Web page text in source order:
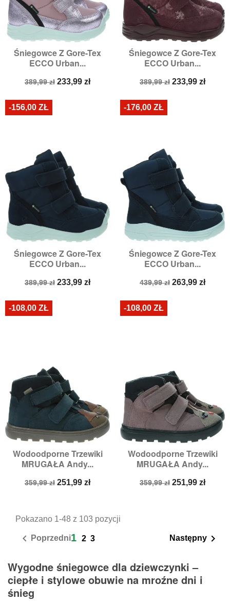
Śniegowce Z Gore-Tex
ECCO Urban...
Cena
389,99 zł Cena
233,99 zł
Śniegowce Z Gore-Tex
ECCO Urban...
Cena
389,99 zł Cena
233,99 zł
Śniegowce Z Gore-Tex
ECCO Urban...
Cena
389,99 zł Cena
233,99 zł
-156,00 ZŁ
Śniegowce Z Gore-Tex
ECCO Urban...
Cena
439,99 zł Cena
263,99 zł
-176,00 ZŁ
Wodoodporne Trzewiki
MRUGAŁA Andy...
Cena
359,99 zł Cena
251,99 zł
-108,00 ZŁ
Wodoodporne Trzewiki
MRUGAŁA Andy...
Cena
359,99 zł Cena
251,99 zł
-108,00 ZŁ
Pokazano 1-48 z 103 pozycji
 Poprzedni1 2 3 Następny 
Wygodne śniegowce dla dziewczynki –
ciepłe i stylowe obuwie na mroźne dni i
śnieg